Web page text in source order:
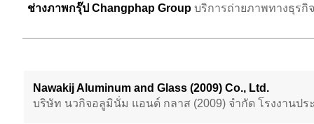
ช่างภาพกรุ๊ป Changphap Group บริการถ่ายภาพทางธุรกิ
Nawakij Aluminum and Glass (2009) Co., Ltd.
บริษัท นวกิจอลูมินั่ม แอนด์ กลาส (2009) จำกัด โรงงานป